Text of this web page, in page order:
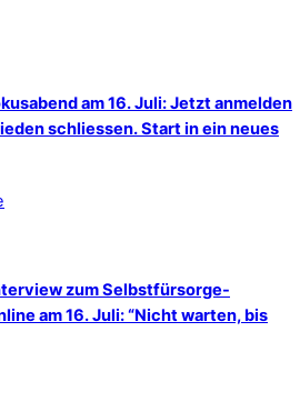
am 16. Juli: Jetzt anmelden
schliessen. Start in ein neues
zum Selbstfürsorge-
am 16. Juli: “Nicht warten, bis